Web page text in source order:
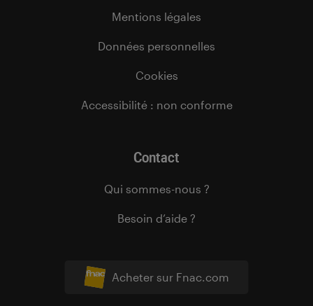
Acheter sur Fnac.com
Mentions légales
Données personnelles
Cookies
Accessibilité : non conforme
Contact
Qui sommes-nous ?
Besoin d’aide ?